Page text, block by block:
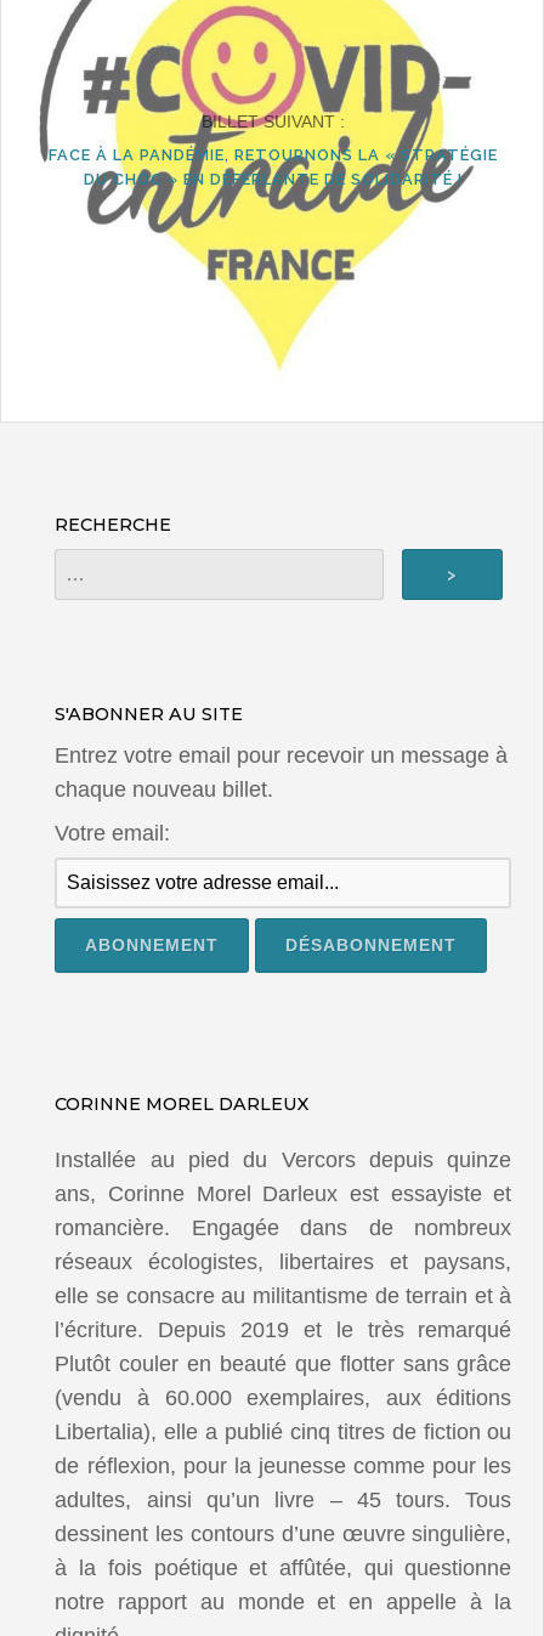
BILLET SUIVANT :
FACE À LA PANDÉMIE, RETOURNONS LA « STRATÉGIE
DU CHOC » EN DÉFERLANTE DE SOLIDARITÉ !
RECHERCHE
S'ABONNER AU SITE
Entrez votre email pour recevoir un message à
chaque nouveau billet.
Votre email:
CORINNE MOREL DARLEUX
Installée au pied du Vercors depuis quinze
ans, Corinne Morel Darleux est essayiste et
romancière. Engagée dans de nombreux
réseaux écologistes, libertaires et paysans,
elle se consacre au militantisme de terrain et à
l’écriture. Depuis 2019 et le très remarqué
Plutôt couler en beauté que flotter sans grâce
(vendu à 60.000 exemplaires, aux éditions
Libertalia), elle a publié cinq titres de fiction ou
de réflexion, pour la jeunesse comme pour les
adultes, ainsi qu’un livre – 45 tours. Tous
dessinent les contours d’une œuvre singulière,
à la fois poétique et affûtée, qui questionne
notre rapport au monde et en appelle à la